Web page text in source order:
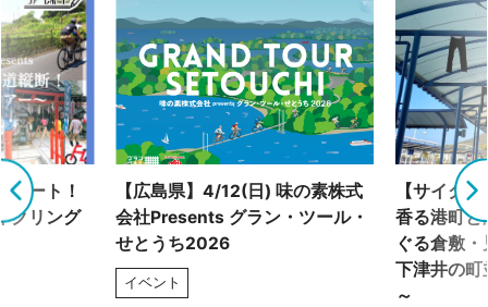
ルート！
クリング
【広島県】4/12(日) 味の素株式
会社Presents グラン・ツール・
せとうち2026
イベント
【サイク
香る港町と
ぐる倉敷
下津井の町
～